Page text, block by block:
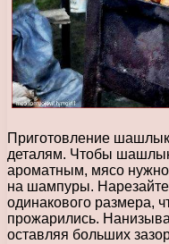
Приготовление
деталям. Чтобы
ароматным, мясо нужно
на шампуры.
одинакового размера,
прожарились.
оставляя больших